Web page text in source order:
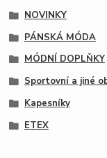
NOVINKY
PÁNSKÁ MÓDA
MÓDNÍ DOPLŇKY
Sportovní a jiné
Kapesníky
ETEX